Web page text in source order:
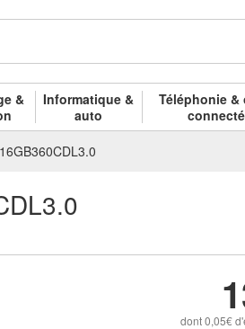
&
Informatique &
auto
Téléphonie &
connecté
dont 0,05€